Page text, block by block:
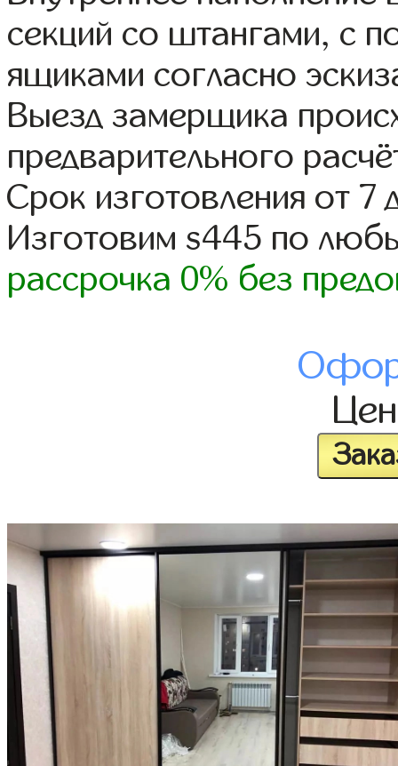
секций со штангами, с
ящиками согласно
Выезд замерщика
предварительного
Срок изготовления от 7
Изготовим s445 по
рассрочка 0% без